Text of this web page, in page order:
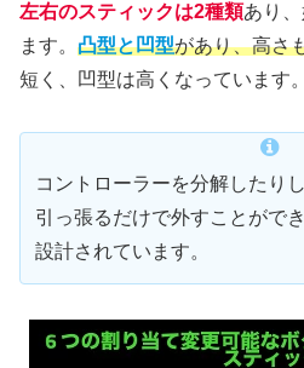
左右のスティックは2種類あり
ます。 凸型と凹型があり、高さ
短く、凹型は高くなっています。
コントローラーを分解したり
引っ張るだけで外すことがで
設計されています。